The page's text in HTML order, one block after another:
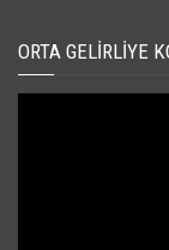
ORTA GELIRLIYE